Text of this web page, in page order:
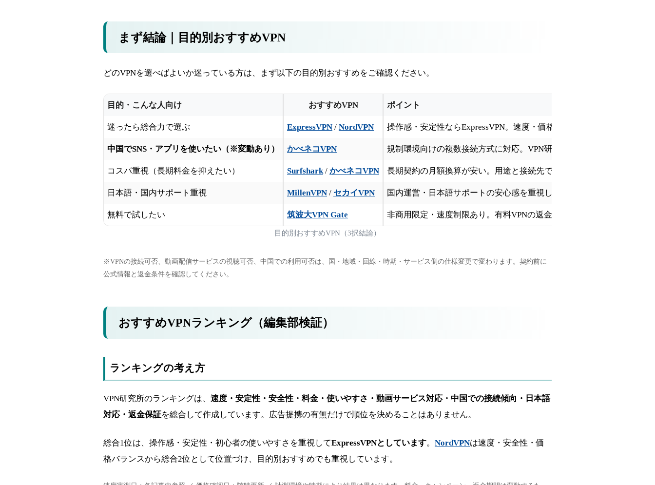
まず結論｜目的別おすすめVPN
どのVPNを選べばよいか迷っている方は、まず以下の目的別おすすめをご確認ください。
目的・こんな人向け おすすめVPN ポイント
迷ったら総合力で選ぶ ExpressVPN / NordVPN 操作感・安定性ならExpressVPN。速度・価格・知名度ならNordVPN。
中国でSNS・アプリを使いたい（※変動あり） かべネコVPN 規制環境向けの複数接続方式に対応。VPN研究所でも中国系記事で実
コスパ重視（長期料金を抑えたい） Surfshark/ かべネコVPN 長期契約の月額換算が安い。用途と接続先で使い分け。
日本語・国内サポート重視 MillenVPN / セカイVPN 国内運営・日本語サポートの安心感を重視したい方向け。
無料で試したい 筑波大VPN Gate 非商用限定・速度制限あり。有料VPNの返金保証（30日）と比較して
目的別おすすめVPN（3択結論）
※VPNの接続可否、動画配信サービスの視聴可否、中国での利用可否は、国・地域・回線・時期・サービス側の仕様変更で変わります。契約前に
公式情報と返金条件を確認してください。
おすすめVPNランキング（編集部検証）
ランキングの考え方
VPN研究所のランキングは、 速度・安定性・安全性・料金・使いやすさ・動画サービス対応・中国での接続傾向・日本語
対応・返金保証を総合して作成しています。広告提携の有無だけで順位を決めることはありません。
総合1位は、操作感・安定性・初心者の使いやすさを重視してExpressVPNとしています。 NordVPNは速度・安全性・価
格バランスから総合2位として位置づけ、目的別おすすめでも重視しています。